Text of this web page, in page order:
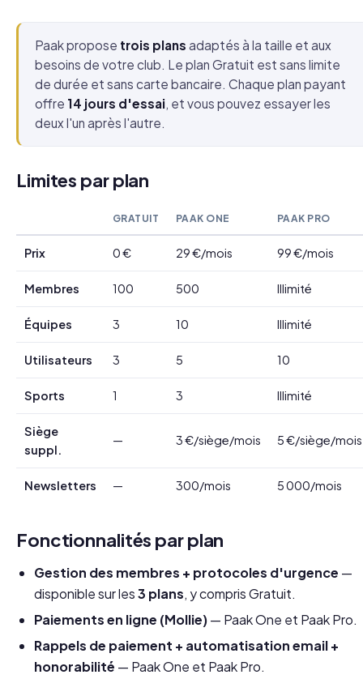
Paak propose trois plans adaptés à la taille et aux
besoins de votre club. Le plan Gratuit est sans limite
de durée et sans carte bancaire. Chaque plan payant
offre 14 jours d'essai, et vous pouvez essayer les
deux l'un après l'autre.
Limites par plan
GRATUIT PAAK ONE PAAK PRO
Prix 0 € 29 €/mois 99 €/mois
Membres 100 500 Illimité
Équipes 3 10 Illimité
Utilisateurs 3 5 10
Sports 1 3 Illimité
Siège
suppl.
— 3 €/siège/mois 5 €/siège/mois
Newsletters — 300/mois 5 000/mois
Fonctionnalités par plan
Gestion des membres + protocoles d'urgence —
disponible sur les3 plans, y compris Gratuit.
Paiements en ligne (Mollie)— Paak One et Paak Pro.
Rappels de paiement + automatisation email +
honorabilité — Paak One et Paak Pro.